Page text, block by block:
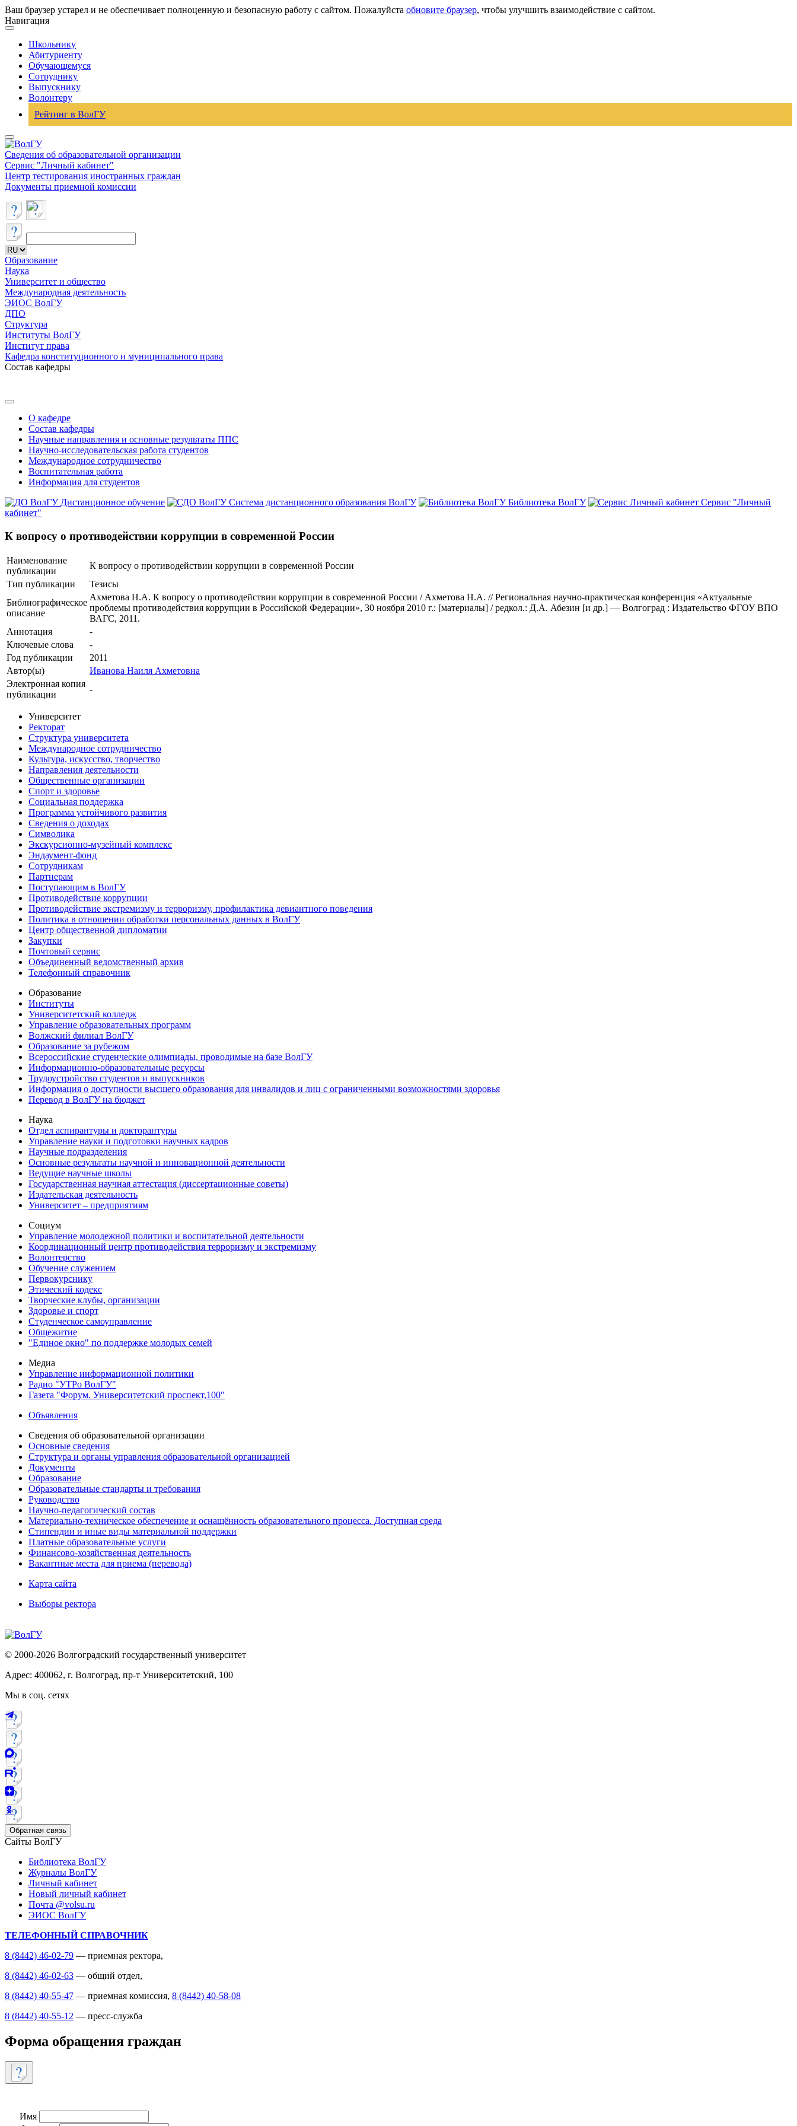
Ваш браузер устарел и не обеспечивает полноценную и безопасную работу с сайтом. Пожалуйста обновите браузер, чтобы улучшить взаимодействие с сайтом.
Навигация
Школьнику
Абитуриенту
Обучающемуся
Сотруднику
Выпускнику
Волонтеру
Рейтинг в ВолГУ
Сведения об образовательной организации
Сервис "Личный кабинет"
Центр тестирования иностранных граждан
Документы приемной комиссии
Образование
Наука
Университет и общество
Международная деятельность
ЭИОС ВолГУ
ДПО
Структура
Институты ВолГУ
Институт права
Кафедра конституционного и муниципального права
Состав кафедры
О кафедре
Состав кафедры
Научные направления и основные результаты ППС
Научно-исследовательская работа студентов
Международное сотрудничество
Воспитательная работа
Информация для студентов
Дистанционное обучение
Система дистанционного образования ВолГУ Библиотека ВолГУ
Сервис "Личный
кабинет"
К вопросу о противодействии коррупции в современной России
Наименование
публикации
К вопросу о противодействии коррупции в современной России
Тип публикации
Тезисы
Библиографическое
описание
Ахметова Н.А. К вопросу о противодействии коррупции в современной России / Ахметова Н.А. // Региональная научно-практическая конференция «Актуальные
проблемы противодействия коррупции в Российской Федерации», 30 ноября 2010 г.: [материалы] / редкол.: Д.А. Абезин [и др.] — Волгоград : Издательство ФГОУ ВПО
ВАГС, 2011.
Аннотация
-
Ключевые cлова
-
Год публикации
2011
Автор(ы)
Иванова Наиля Ахметовна
Электронная копия
публикации
-
Университет
Ректорат
Структура университета
Международное сотрудничество
Культура, искусство, творчество
Направления деятельности
Общественные организации
Спорт и здоровье
Социальная поддержка
Программа устойчивого развития
Сведения о доходах
Символика
Экскурсионно-музейный комплекс
Эндаумент-фонд
Сотрудникам
Партнерам
Поступающим в ВолГУ
Противодействие коррупции
Противодействие экстремизму и терроризму, профилактика девиантного поведения
Политика в отношении обработки персональных данных в ВолГУ
Центр общественной дипломатии
Закупки
Почтовый сервис
Объединенный ведомственный архив
Телефонный справочник
Образование
Институты
Университетский колледж
Управление образовательных программ
Волжский филиал ВолГУ
Образование за рубежом
Всероссийские студенческие олимпиады, проводимые на базе ВолГУ
Информационно-образовательные ресурсы
Трудоустройство студентов и выпускников
Информация о доступности высшего образования для инвалидов и лиц с ограниченными возможностями здоровья
Перевод в ВолГУ на бюджет
Наука
Отдел аспирантуры и докторантуры
Управление науки и подготовки научных кадров
Научные подразделения
Основные результаты научной и инновационной деятельности
Ведущие научные школы
Государственная научная аттестация (диссертационные советы)
Издательская деятельность
Университет – предприятиям
Социум
Управление молодежной политики и воспитательной деятельности
Координационный центр противодействия терроризму и экстремизму
Волонтерство
Обучение служением
Первокурснику
Этический кодекс
Творческие клубы, организации
Здоровье и спорт
Студенческое самоуправление
Общежитие
"Единое окно" по поддержке молодых семей
Медиа
Управление информационной политики
Радио "УТРо ВолГУ"
Газета "Форум. Университетский проспект,100"
Объявления
Сведения об образовательной организации
Основные сведения
Структура и органы управления образовательной организацией
Документы
Образование
Образовательные стандарты и требования
Руководство
Научно-педагогический состав
Материально-техническое обеспечение и оснащённость образовательного процесса. Доступная среда
Стипендии и иные виды материальной поддержки
Платные образовательные услуги
Финансово-хозяйственная деятельность
Вакантные места для приема (перевода)
Карта сайта
Выборы ректора
© 2000-2026 Волгоградский государственный университет
Адрес: 400062, г. Волгоград, пр-т Университетский, 100
Мы в соц. сетях
Обратная связь
Сайты ВолГУ
Библиотека ВолГУ
Журналы ВолГУ
Личный кабинет
Новый личный кабинет
Почта @volsu.ru
ЭИОС ВолГУ
ТЕЛЕФОННЫЙ СПРАВОЧНИК
8 (8442) 46-02-79 — приемная ректора,
8 (8442) 46-02-63 — общий отдел,
8 (8442) 40-55-47 — приемная комиссия, 8 (8442) 40-58-08
8 (8442) 40-55-12 — пресс-служба
Форма обращения граждан
Имя